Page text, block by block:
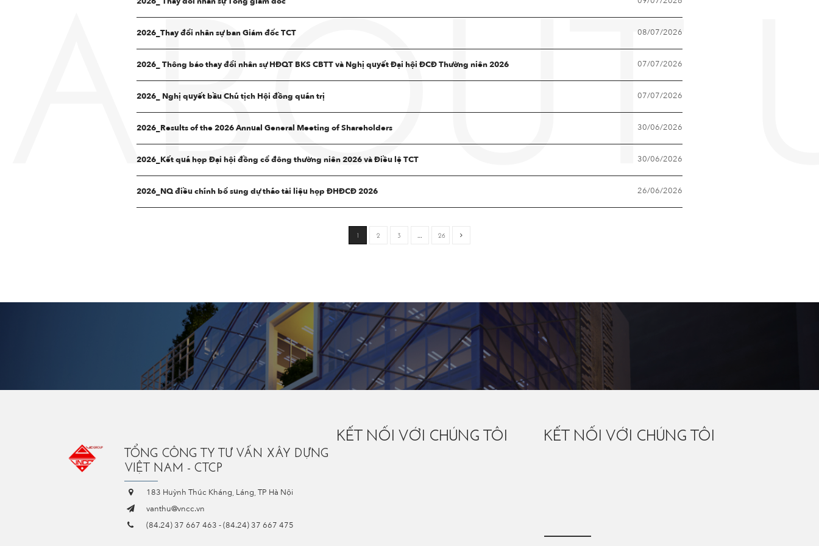
ABOUT
2026_Thay đổi nhân sự ban Giám đốc TCT 08/07/2026
2026_ Thông báo thay đổi nhân sự HĐQT BKS CBTT và Nghị quyết Đại hội ĐCĐ Thường niên 2026 07/07/2026
2026_ Nghị quyết bầu Chủ tịch Hội đồng quản trị 07/07/2026
2026_Results of the 2026 Annual General Meeting of Shareholders 30/06/2026
2026_Kết quả họp Đại hội đồng cổ đông thường niên 2026 và Điều lệ TCT 30/06/2026
2026_NQ điều chỉnh bổ sung dự thảo tài liệu họp ĐHĐCĐ 2026 26/06/2026
1 2 3 … 26
TỔNG CÔNG TY TƯ VẤN XÂY DỰNG
VIỆT NAM - CTCP
183 Huỳnh Thúc Kháng, Láng, TP Hà Nội
vanthu@vncc.vn
(84.24) 37 667 463 -(84.24) 37 667 475
KẾT NỐI VỚI CHÚNG TÔI KẾT NỐI VỚI CHÚNG TÔI